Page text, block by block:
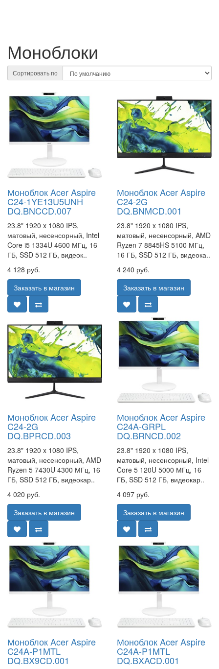
Моноблоки
Сортировать по
Моноблок Acer Aspire
C24-1YE13U5UNH
DQ.BNCCD.007
23.8" 1920 x 1080 IPS,
матовый, несенсорный, Intel
Core i5 1334U 4600 МГц, 16
ГБ, SSD 512 ГБ, видеок..
4 128 руб.
Заказать в магазин
Моноблок Acer Aspire
C24-2G
DQ.BNMCD.001
23.8" 1920 x 1080 IPS,
матовый, несенсорный, AMD
Ryzen 7 8845HS 5100 МГц,
16 ГБ, SSD 512 ГБ, видеока..
4 240 руб.
Заказать в магазин
Моноблок Acer Aspire
C24-2G
DQ.BPRCD.003
23.8" 1920 x 1080 IPS,
матовый, несенсорный, AMD
Ryzen 5 7430U 4300 МГц, 16
ГБ, SSD 512 ГБ, видеокар..
4 020 руб.
Заказать в магазин
Моноблок Acer Aspire
C24A-GRPL
DQ.BRNCD.002
23.8" 1920 x 1080 IPS,
матовый, несенсорный, Intel
Core 5 120U 5000 МГц, 16
ГБ, SSD 512 ГБ, видеокар..
4 097 руб.
Заказать в магазин
Моноблок Acer Aspire
C24A-P1MTL
DQ.BX9CD.001
Моноблок Acer Aspire
C24A-P1MTL
DQ.BXACD.001